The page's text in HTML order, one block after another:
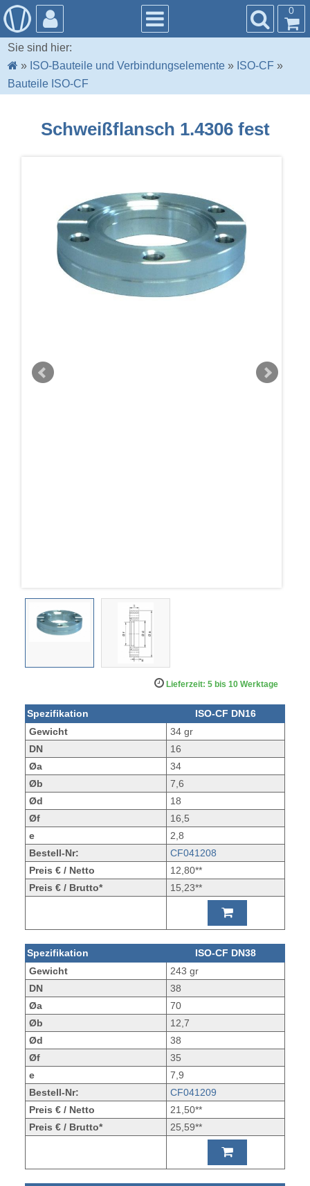
0
Sie sind hier:
» ISO-Bauteile und Verbindungselemente » ISO-CF »
Bauteile ISO-CF
Schweißflansch 1.4306 fest
Lieferzeit: 5 bis 10 Werktage
Spezifikation
ISO-CF DN16
Gewicht
34 gr
DN
16
Øa
34
Øb
7,6
Ød
18
Øf
16,5
e
2,8
Bestell-Nr:
CF041208
Preis € / Netto
12,80**
Preis € / Brutto*
15,23**
Spezifikation
ISO-CF DN38
Gewicht
243 gr
DN
38
Øa
70
Øb
12,7
Ød
38
Øf
35
e
7,9
Bestell-Nr:
CF041209
Preis € / Netto
21,50**
Preis € / Brutto*
25,59**